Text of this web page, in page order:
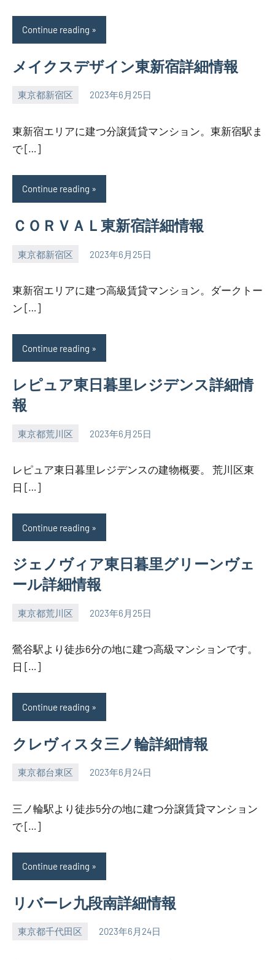
Continue reading
メイクスデザイン東新宿詳細情報
東京都新宿区 2023年6月25日
SEZIMO
東新宿エリアに建つ分譲賃貸マンション。東新宿駅ま
で […]
Continue reading
ＣＯＲＶＡＬ東新宿詳細情報
東京都新宿区 2023年6月25日
SEZIMO
東新宿エリアに建つ高級賃貸マンション。ダークトー
ン […]
Continue reading
レピュア東日暮里レジデンス詳細情
報
東京都荒川区 2023年6月25日
SEZIMO
レピュア東日暮里レジデンスの建物概要。 荒川区東
日 […]
Continue reading
ジェノヴィア東日暮里グリーンヴェ
ール詳細情報
東京都荒川区 2023年6月25日
SEZIMO
鶯谷駅より徒歩6分の地に建つ高級マンションです。
日 […]
Continue reading
クレヴィスタ三ノ輪詳細情報
東京都台東区 2023年6月24日
SEZIMO
三ノ輪駅より徒歩5分の地に建つ分譲賃貸マンション
で […]
Continue reading
リバーレ九段南詳細情報
東京都千代田区 2023年6月24日
SEZIMO